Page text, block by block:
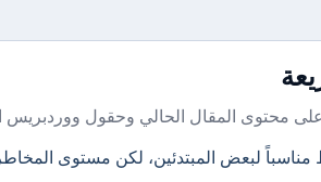
محتوى المقال الحالي وحقول ووردبريس
لبعض المبتدئين، لكن مستوى